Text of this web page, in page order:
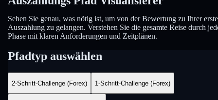
Sehen Sie genau, was nötig ist, um von der Bewertung zu Ihrer
Auszahlung zu gelangen. Verstehen Sie die gesamte Reise durch
Phase mit klaren Anforderungen und Zeitplänen.
Pfadtyp auswählen
2-Schritt-Challenge (Forex) 1-Schritt-Challenge (Forex)